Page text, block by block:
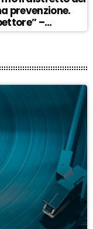
prevenzione.
–